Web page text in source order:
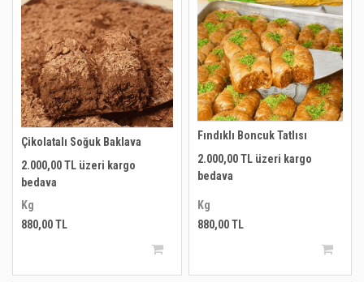
Çikolatalı Soğuk Baklava
2.000,00 TL üzeri kargo
bedava
Kg
880,00 TL
Fındıklı Boncuk Tatlısı
2.000,00 TL üzeri kargo
bedava
Kg
880,00 TL